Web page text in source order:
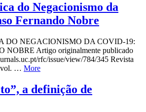
do Negacionismo da
Fernando Nobre
DO NEGACIONISMO DA COVID‑19:
NOBRE Artigo originalmente publicado
rfc/issue/view/784/345 Revista
vol. … More
a definição de